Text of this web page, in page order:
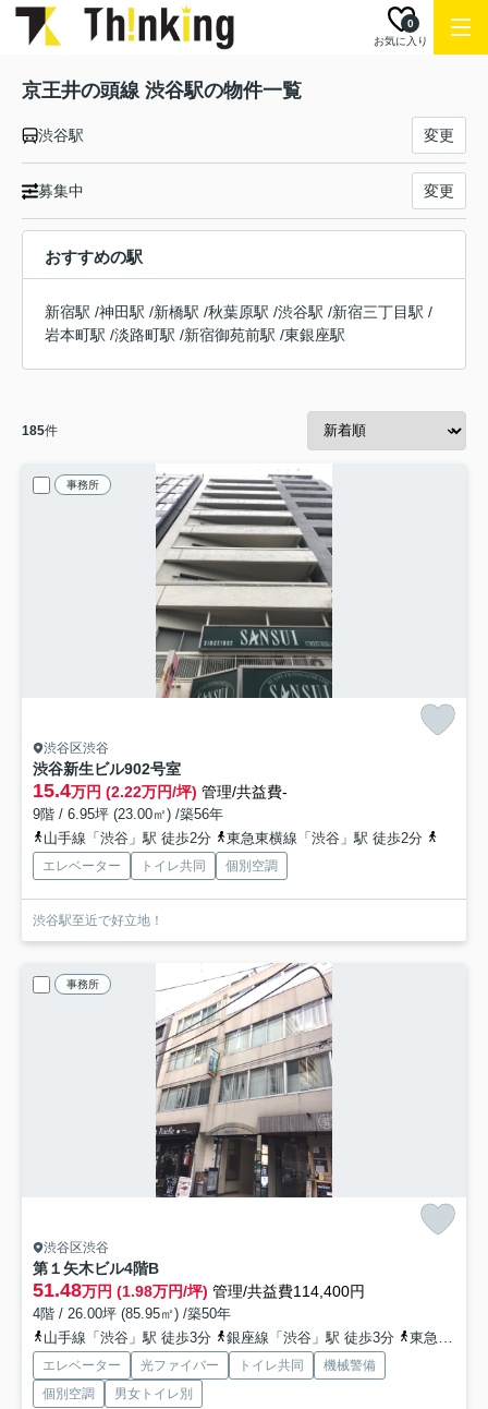
お気に入り
0
京王井の頭線 渋谷駅の物件一覧
渋谷駅 変更
募集中 変更
おすすめの駅
新宿駅 /神田駅 /新橋駅 /秋葉原駅 /渋谷駅 /新宿三丁目駅 /
岩本町駅 /淡路町駅 /新宿御苑前駅 /東銀座駅
185件
事務所
渋谷区渋谷
渋谷新生ビル902号室
15.4万円 (2.22万円/坪) 管理/共益費-
9階 / 6.95坪 (23.00㎡) /築56年
山手線「渋谷」駅 徒歩2分
東急東横線「渋谷」駅 徒歩2分
エレベーター トイレ共同 個別空調
渋谷駅至近で好立地！
事務所
渋谷区渋谷
第１矢木ビル4階B
51.48万円 (1.98万円/坪) 管理/共益費114,400円
4階 / 26.00坪 (85.95㎡) /築50年
山手線「渋谷」駅 徒歩3分
銀座線「渋谷」駅 徒歩3分 東急東横線「渋谷」駅 徒歩2分
エレベーター 光ファイバー トイレ共同
機械警備
個別空調
男女トイレ別